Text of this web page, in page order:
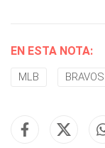
EN ESTA NOTA:
MLB